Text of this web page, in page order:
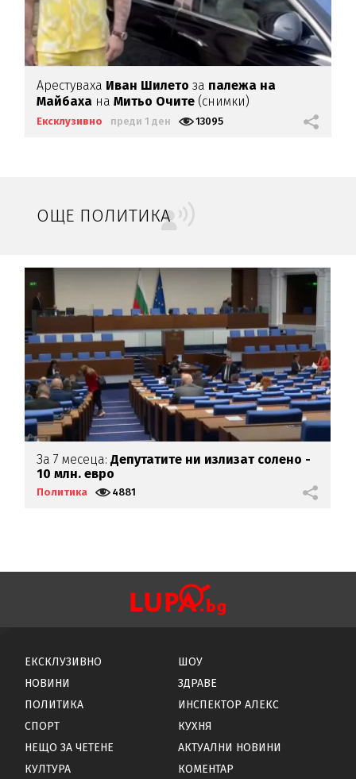
Арестуваха Иван Шилетоза палежа на
Майбаха наМитьо Очите (снимки)
Ексклузивно преди 1 ден 13095
ОЩЕ ПОЛИТИКА
За 7 месеца: Депутатите ни излизат солено -
10 млн. евро
Политика 4881
ЕКСКЛУЗИВНО
НОВИНИ
ПОЛИТИКА
СПОРТ
НЕЩО ЗА ЧЕТЕНЕ
КУЛТУРА
ШОУ
ЗДРАВЕ
ИНСПЕКТОР АЛЕКС
КУХНЯ
АКТУАЛНИ НОВИНИ
КОМЕНТАР